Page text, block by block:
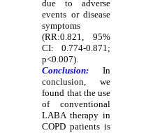
due to adverse
events or disease
symptoms
(RR:0.821, 95%
CI: 0.774-0.871;
p<0.007).
Conclusion:
conclusion, we
found that the use
of conventional
LABA therapy in
COPD patients is